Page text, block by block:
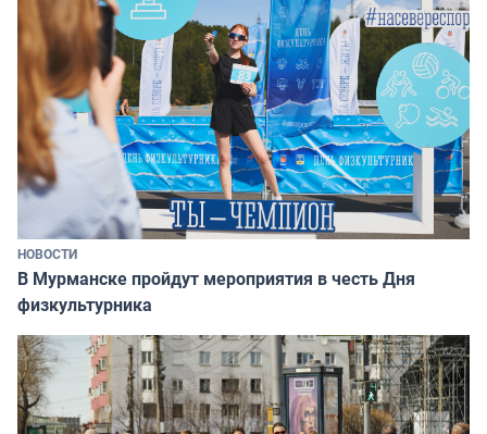
НОВОСТИ
В Мурманске пройдут мероприятия в честь Дня
физкультурника